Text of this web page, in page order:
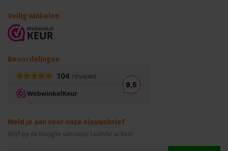
Veilig winkelen
Beoordelingen
Meld je aan voor onze nieuwsbrief
Blijf op de hoogte van onze laatste acties!